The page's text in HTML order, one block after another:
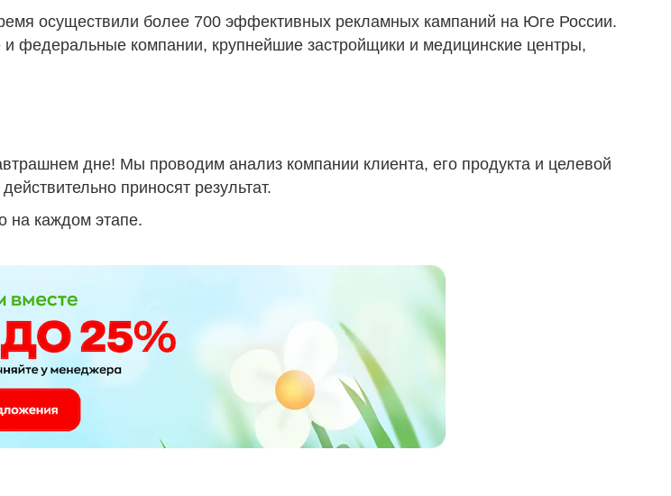
осуществили более 700 эффективных рекламных кампаний на Юге России.
федеральные компании, крупнейшие застройщики и медицинские центры,
дне! Мы проводим анализ компании клиента, его продукта и целевой
приносят результат.
на каждом этапе.